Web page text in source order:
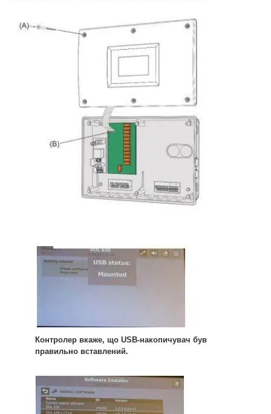
Контролер вкаже, що USB-накопичувач був
правильно вставлений.